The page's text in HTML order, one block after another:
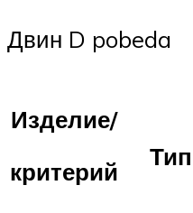
Двин D pobeda
Изделие/
критерий
Тип